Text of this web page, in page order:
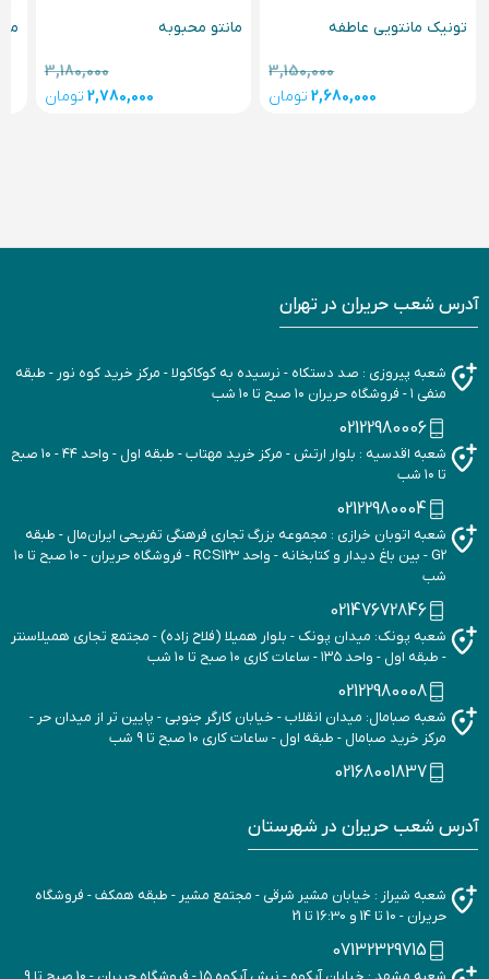
تونیک مانتویی عاطفه
3,150,000
2,680,000 تومان
مانتو محبوبه
3,180,000
2,780,000 تومان
آدرس شعب حریران در تهران
شعبه پیروزی : صد دستکاه - نرسیده به کوکاکولا - مرکز خرید کوه نور - طبقه
منفی ۱ - فروشگاه حریران ۱۰ صبح تا ۱۰ شب
02122980006
شعبه اقدسیه : بلوار ارتش - مرکز خرید مهتاب - طبقه اول - واحد ۴۴ - ۱۰ صبح
تا ۱۰ شب
02122980004
شعبه اتوبان خرازی : مجموعه بزرگ تجاری فرهنگی تفریحی ایران‌مال - طبقه
G2 - بین باغ دیدار و کتابخانه - واحد RCS123 - فروشگاه حریران - ۱۰ صبح تا ۱۰
شب
02147672846
شعبه پونک: میدان پونک - بلوار همیلا (فلاح زاده) - مجتمع تجاری همیلاسنتر
- طبقه اول - واحد ۱۳۵ - ساعات کاری ۱۰ صبح تا ۱۰ شب
02122980008
شعبه صبامال: میدان انقلاب - خیابان کارگر جنوبی - پایین تر از میدان حر -
مرکز خرید صبامال - طبقه اول - ساعات کاری ۱۰ صبح تا 9 شب
02168001837
آدرس شعب حریران در شهرستان
شعبه شیراز : خیابان مشیر شرقی - مجتمع مشیر - طبقه همکف - فروشگاه
حریران - 10 تا 14 و 16:30 تا 21
07132329715